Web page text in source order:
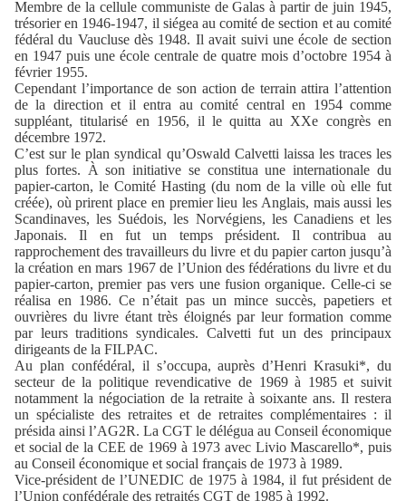
Membre de la cellule communiste de Galas à partir de juin 1945,
trésorier en 1946-1947, il siégea au comité de section et au comité
fédéral du Vaucluse dès 1948. Il avait suivi une école de section
en 1947 puis une école centrale de quatre mois d’octobre 1954 à
février 1955.
Cependant l’importance de son action de terrain attira l’attention
de la direction et il entra au comité central en 1954 comme
suppléant, titularisé en 1956, il le quitta au XXe congrès en
décembre 1972.
C’est sur le plan syndical qu’Oswald Calvetti laissa les traces les
plus fortes. À son initiative se constitua une internationale du
papier-carton, le Comité Hasting (du nom de la ville où elle fut
créée), où prirent place en premier lieu les Anglais, mais aussi les
Scandinaves, les Suédois, les Norvégiens, les Canadiens et les
Japonais. Il en fut un temps président. Il contribua au
rapprochement des travailleurs du livre et du papier carton jusqu’à
la création en mars 1967 de l’Union des fédérations du livre et du
papier-carton, premier pas vers une fusion organique. Celle-ci se
réalisa en 1986. Ce n’était pas un mince succès, papetiers et
ouvrières du livre étant très éloignés par leur formation comme
par leurs traditions syndicales. Calvetti fut un des principaux
dirigeants de la FILPAC.
Au plan confédéral, il s’occupa, auprès d’Henri Krasuki*, du
secteur de la politique revendicative de 1969 à 1985 et suivit
notamment la négociation de la retraite à soixante ans. Il restera
un spécialiste des retraites et de retraites complémentaires : il
présida ainsi l’AG2R. La CGT le délégua au Conseil économique
et social de la CEE de 1969 à 1973 avec Livio Mascarello*, puis
au Conseil économique et social français de 1973 à 1989.
Vice-président de l’UNEDIC de 1975 à 1984, il fut président de
l’Union confédérale des retraités CGT de 1985 à 1992.